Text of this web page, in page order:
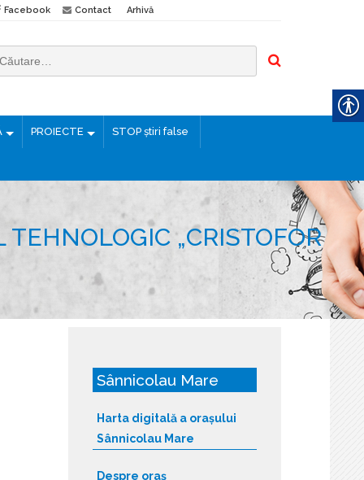
Facebook Contact Arhivă
PROIECTE STOP știri false
„CRISTOFOR
Sânnicolau Mare
Harta digitală a orașului
Sânnicolau Mare
Despre oraș